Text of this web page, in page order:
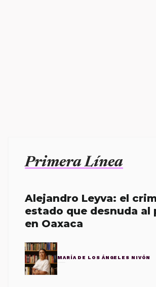
Primera Línea
Alejandro Leyva: el
estado que desnuda al
en Oaxaca
MARÍA DE LOS ÁNGELES NIVÓN